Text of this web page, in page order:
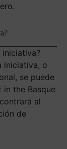
iniciativa?
iniciativa, o
se puede
the Basque
al
de